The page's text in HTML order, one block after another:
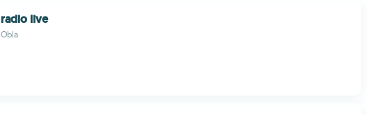
radio live
Obla